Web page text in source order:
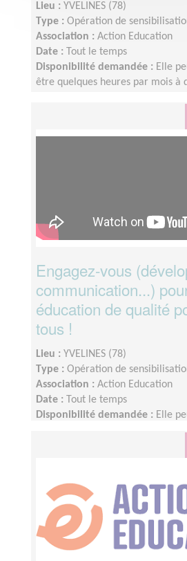
Lieu : YVELINES (78)
Type : Opération de
Association : Action Education
Date :
Tout le temps
Disponibilité demandée : Elle
être quelques heures par mois à
Engagez-vous
communication...)
éducation de qualité
tous !
Lieu : YVELINES (78)
Type : Opération de
Association : Action Education
Date :
Tout le temps
Disponibilité demandée : Elle
être quelques heures par mois à
par semaines ! L'idée est de